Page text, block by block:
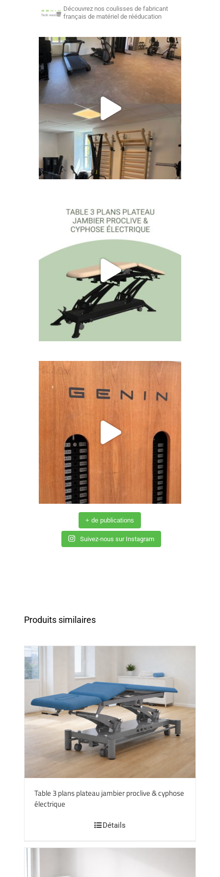
Découvrez nos coulisses de fabricant
français de matériel de rééducation
+ de publications
Suivez-nous sur Instagram
Produits similaires
Table 3 plans plateau jambier proclive & cyphose
électrique
Détails